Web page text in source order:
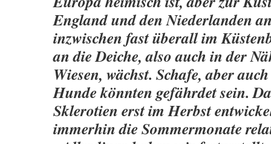
England und den Niederlanden
inzwischen fast überall im
an die Deiche, also auch in der
Wiesen, wächst. Schafe, aber
Hunde könnten gefährdet sein.
Sklerotien erst im Herbst
immerhin die Sommermonate